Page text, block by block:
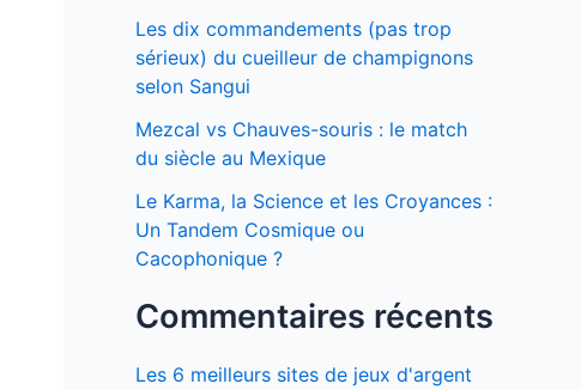
Les dix commandements (pas trop
sérieux) du cueilleur de champignons
selon Sangui
Mezcal vs Chauves-souris : le match
du siècle au Mexique
Le Karma, la Science et les Croyances :
Un Tandem Cosmique ou
Cacophonique ?
Commentaires récents
Les 6 meilleurs sites de jeux d'argent